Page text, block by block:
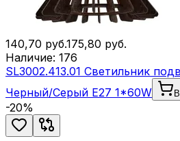
140,70 руб.175,80 руб.
Наличие: 176
SL3002.413.01 Светильник
Черный/Серый E27 1*60W
-20%